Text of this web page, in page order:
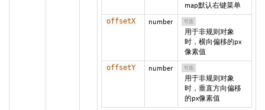
map默认右键菜单
offsetX number 可选
用于非规则对象
时，横向偏移的px
像素值
offsetY number 可选
用于非规则对象
时，垂直方向偏移
的px像素值